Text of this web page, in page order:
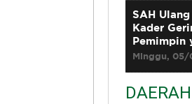
SAH
Kader
Pemimpin
Minggu, 05/
DAERAH